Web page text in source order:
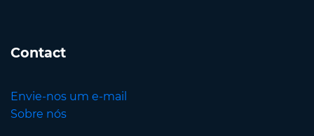
Contact
Envie-nos um e-mail
Sobre nós